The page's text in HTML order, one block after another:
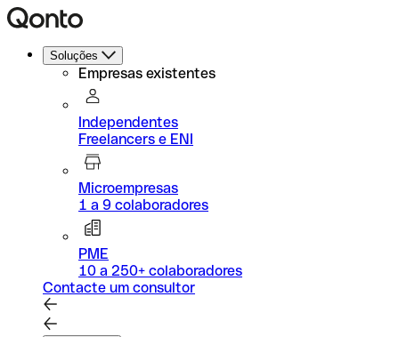
Soluções
Empresas existentes
Independentes
Freelancers e ENI
Microempresas
1 a 9 colaboradores
PME
10 a 250+ colaboradores
Contacte um consultor